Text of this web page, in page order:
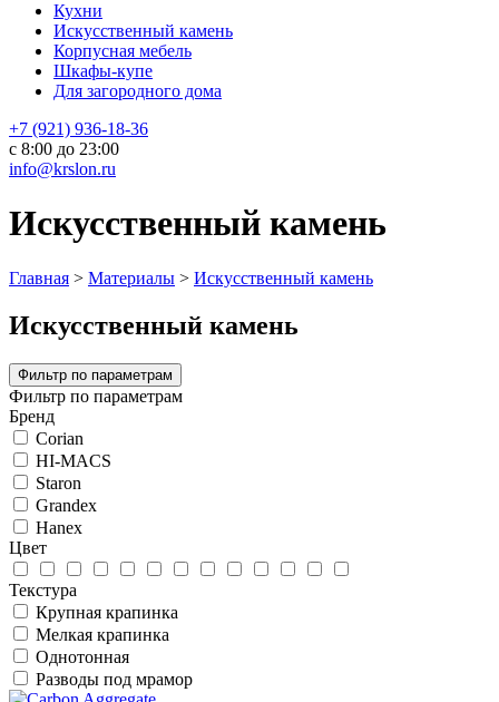
Кухни
Искусственный камень
Корпусная мебель
Шкафы-купе
Для загородного дома
+7 (921) 936-18-36
с 8:00 до 23:00
info@krslon.ru
Искусственный камень
Главная > Материалы > Искусственный камень
Искусственный камень
Фильтр по параметрам
Фильтр по параметрам
Бренд
Corian
HI-MACS
Staron
Grandex
Hanex
Цвет
Текстура
Крупная крапинка
Мелкая крапинка
Однотонная
Разводы под мрамор